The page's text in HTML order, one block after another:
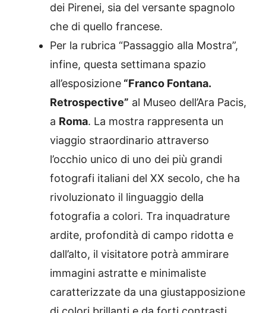
dei Pirenei, sia del versante spagnolo
che di quello francese.
Per la rubrica “Passaggio alla Mostra”,
infine, questa settimana spazio
all’esposizione “Franco Fontana.
Retrospective” al Museo dell’Ara Pacis,
a Roma. La mostra rappresenta un
viaggio straordinario attraverso
l’occhio unico di uno dei più grandi
fotografi italiani del XX secolo, che ha
rivoluzionato il linguaggio della
fotografia a colori. Tra inquadrature
ardite, profondità di campo ridotta e
dall’alto, il visitatore potrà ammirare
immagini astratte e minimaliste
caratterizzate da una giustapposizione